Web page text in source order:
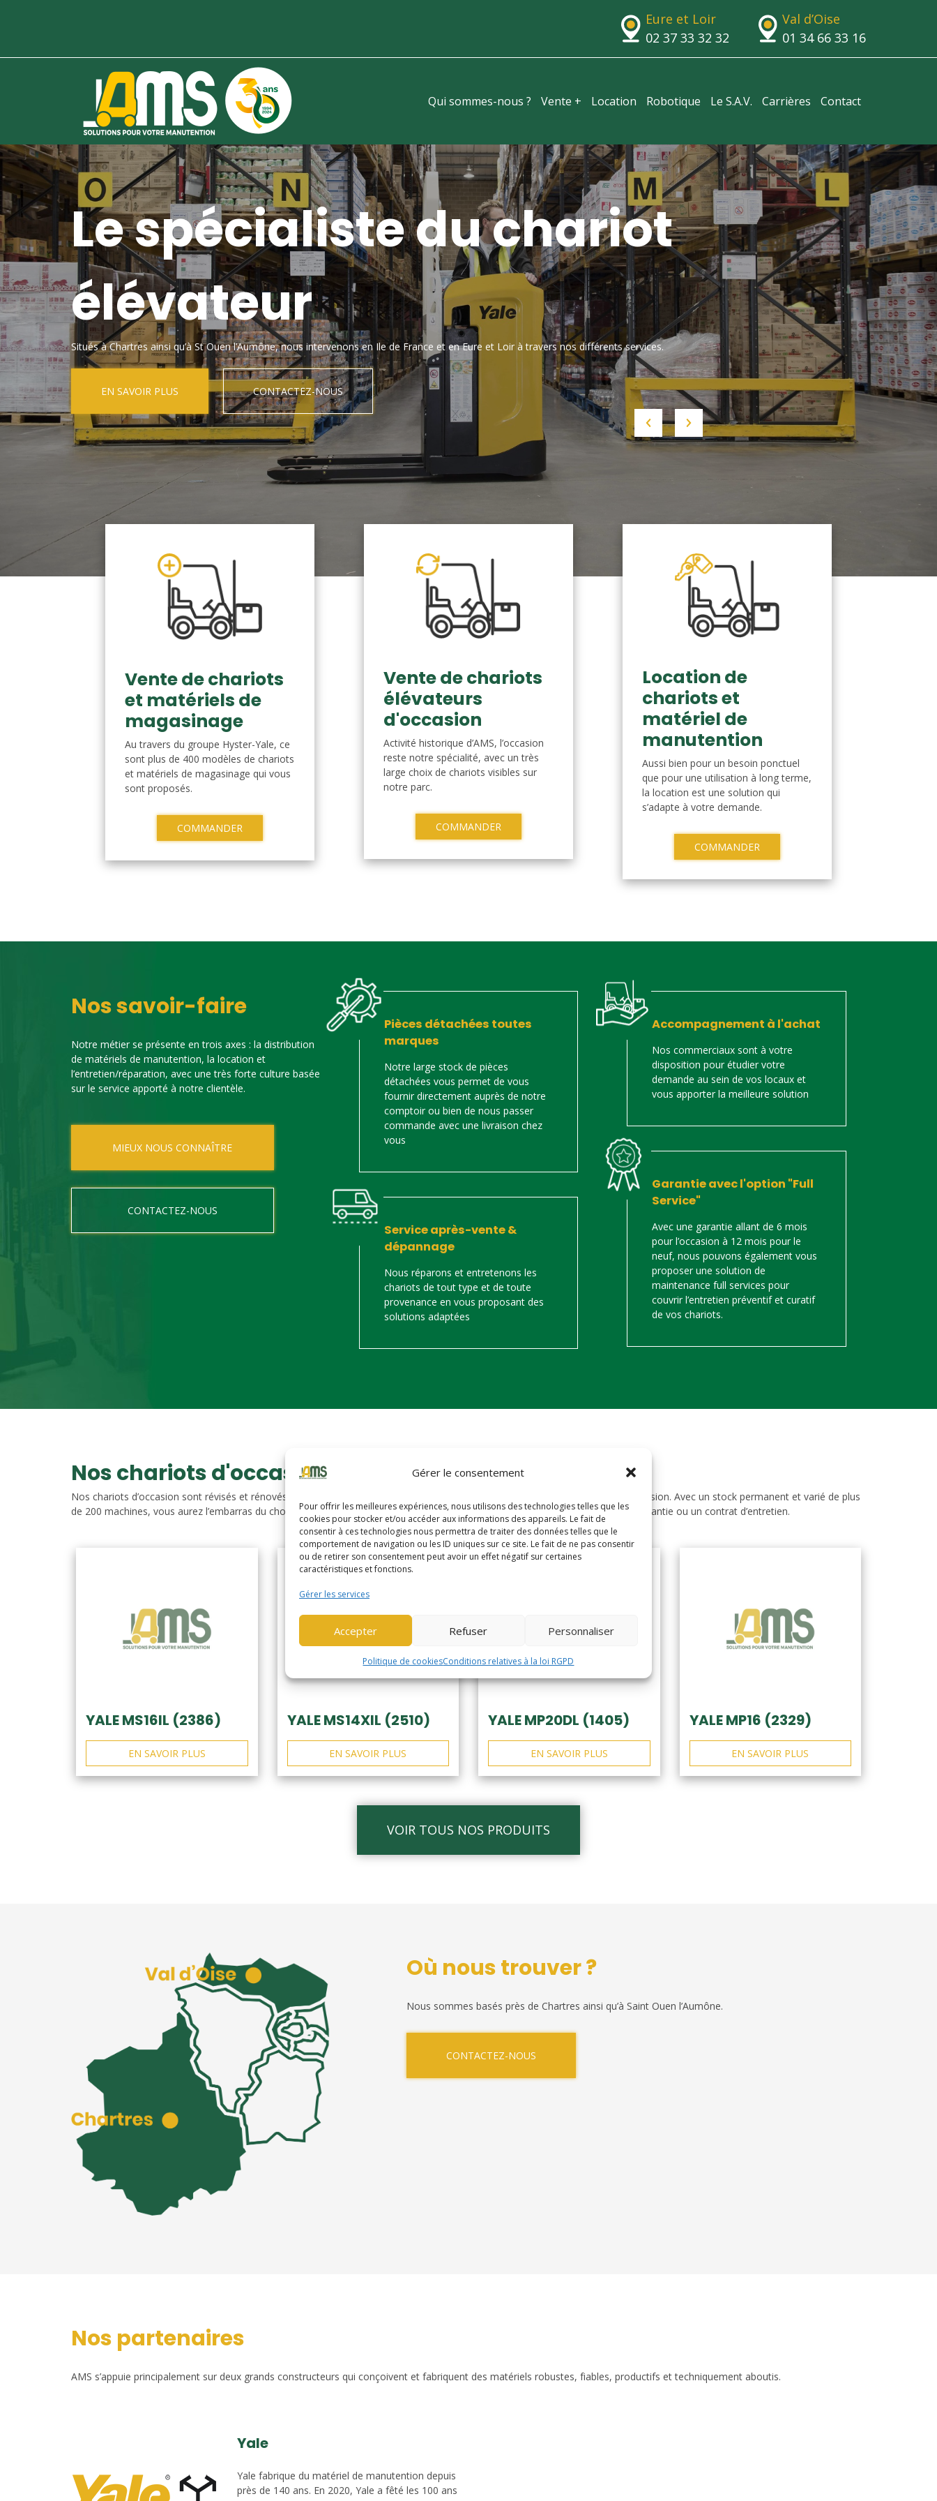
Gérer le consentement
Pour offrir les meilleures expériences, nous utilisons des technologies telles que les
cookies pour stocker et/ou accéder aux informations des appareils. Le fait de
consentir à ces technologies nous permettra de traiter des données telles que le
comportement de navigation ou les ID uniques sur ce site. Le fait de ne pas consentir
ou de retirer son consentement peut avoir un effet négatif sur certaines
caractéristiques et fonctions.
Gérer les services
Accepter Refuser Personnaliser
Politique de cookiesConditions relatives à la loi RGPD
Eure et Loir
02 37 33 32 32
Val d’Oise
01 34 66 33 16
Qui sommes-nous ? Vente + Location Robotique Le S.A.V. Carrières Contact
Le spécialiste du chariot
élévateur
Situés à Chartres ainsi qu’à St Ouen l’Aumône, nous intervenons en Ile de France et en Eure et Loir à travers nos différents services.
EN SAVOIR PLUS CONTACTEZ-NOUS
Vente de chariots
et matériels de
magasinage
Au travers du groupe Hyster-Yale, ce
sont plus de 400 modèles de chariots
et matériels de magasinage qui vous
sont proposés.
COMMANDER
Vente de chariots
élévateurs
d'occasion
Activité historique d’AMS, l’occasion
reste notre spécialité, avec un très
large choix de chariots visibles sur
notre parc.
COMMANDER
Location de
chariots et
matériel de
manutention
Aussi bien pour un besoin ponctuel
que pour une utilisation à long terme,
la location est une solution qui
s’adapte à votre demande.
COMMANDER
Nos savoir-faire
Notre métier se présente en trois axes : la distribution
de matériels de manutention, la location et
l’entretien/réparation, avec une très forte culture basée
sur le service apporté à notre clientèle.
MIEUX NOUS CONNAÎTRE
CONTACTEZ-NOUS
Pièces détachées toutes
marques
Notre large stock de pièces
détachées vous permet de vous
fournir directement auprès de notre
comptoir ou bien de nous passer
commande avec une livraison chez
vous
Service après-vente &
dépannage
Nous réparons et entretenons les
chariots de tout type et de toute
provenance en vous proposant des
solutions adaptées
Accompagnement à l'achat
Nos commerciaux sont à votre
disposition pour étudier votre
demande au sein de vos locaux et
vous apporter la meilleure solution
Garantie avec l'option "Full
Service"
Avec une garantie allant de 6 mois
pour l’occasion à 12 mois pour le
neuf, nous pouvons également vous
proposer une solution de
maintenance full services pour
couvrir l’entretien préventif et curatif
de vos chariots.
Nos chariots d'occasion
Nos chariots d’occasion sont révisés et rénovés. Vous trouverez ci-dessous notre catalogue de matériels de manutention d’occasion. Avec un stock permanent et varié de plus
de 200 machines, vous aurez l’embarras du choix. Nos chariots sont révisés, reconditionnés, repeints, prêts à partir avec une garantie ou un contrat d’entretien.
YALE MS16IL (2386)
EN SAVOIR PLUS
YALE MS14XIL (2510)
EN SAVOIR PLUS
YALE MP20DL (1405)
EN SAVOIR PLUS
YALE MP16 (2329)
EN SAVOIR PLUS
VOIR TOUS NOS PRODUITS
Où nous trouver ?
Nous sommes basés près de Chartres ainsi qu’à Saint Ouen l’Aumône.
CONTACTEZ-NOUS
Nos partenaires
AMS s’appuie principalement sur deux grands constructeurs qui conçoivent et fabriquent des matériels robustes, fiables, productifs et techniquement aboutis.
Yale
Yale fabrique du matériel de manutention depuis
près de 140 ans. En 2020, Yale a fêté les 100 ans